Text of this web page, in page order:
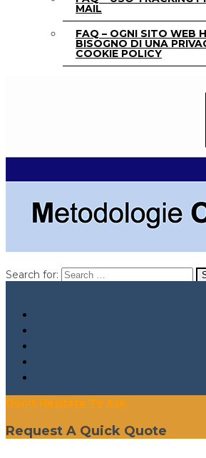
MAIL
FAQ – OGNI SITO WEB
BISOGNO DI UNA
COOKIE POLICY
Search for:
Don't Hesitate To Ask
Request A Quick Quote